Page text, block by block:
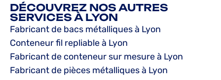
DÉCOUVREZ NOS AUTRES
SERVICES À LYON
Fabricant de bacs métalliques à Lyon
Conteneur fil repliable à Lyon
Fabricant de conteneur sur mesure à Lyon
Fabricant de pièces métalliques à Lyon